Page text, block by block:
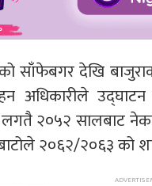
साँफेबगर देखि
अधिकारीले
२०५२ सालबाट
२०६२/२०६३ को